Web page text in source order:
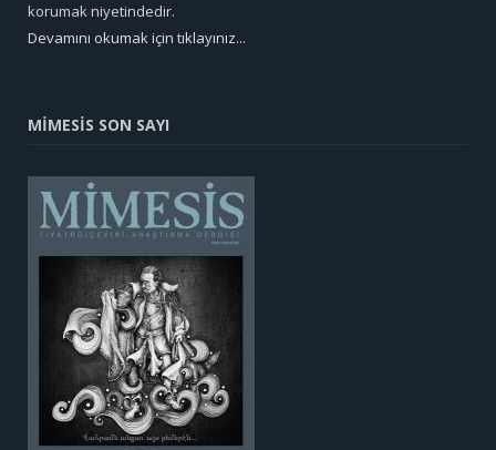
korumak niyetindedir.
Devamını okumak için tıklayınız...
MİMESİS SON SAYI